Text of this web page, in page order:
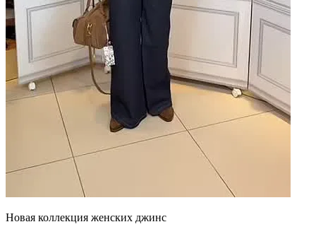
Новая коллекция женских джинс